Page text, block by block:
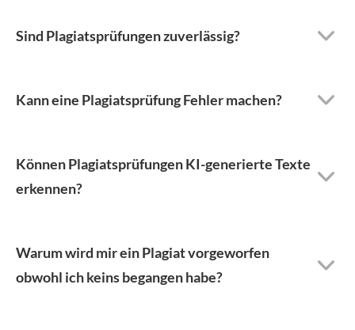
Sind Plagiatsprüfungen zuverlässig?
Kann eine Plagiatsprüfung Fehler machen?
Können Plagiatsprüfungen KI-generierte Texte
erkennen?
Warum wird mir ein Plagiat vorgeworfen
obwohl ich keins begangen habe?